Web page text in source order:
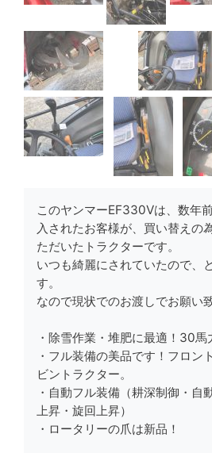
このヤンマーEF330Vは、数年
入されたお客様が、買い替えの
ただいたトラクターです。
いつも綺麗にされていたので、
す。
なので現状でのお渡しでお願い
・除雪作業・堆肥に最適！30馬
・フル装備の美品です！フロン
ビントラクター。
・自動フル装備（耕深制御・自
上昇・旋回上昇）
・ロータリーの爪は新品！